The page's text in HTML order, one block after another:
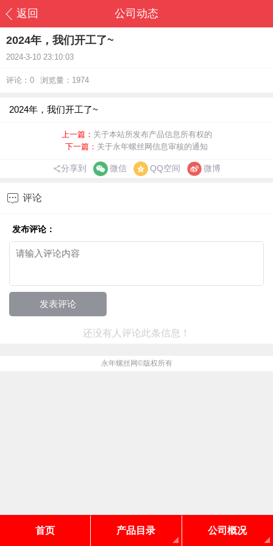
返回 公司动态
2024年，我们开工了~
2024-3-10 23:10:03
评论：0 浏览量：1974
2024年，我们开工了~
上一篇： 关于本站所发布产品信息所有权的
下一篇： 关于永年螺丝网信息审核的通知
分享到 微信 QQ空间 微博
 评论
发布评论：
还没有人评论此条信息！
首页 产品目录 公司概况
永年螺丝网©版权所有